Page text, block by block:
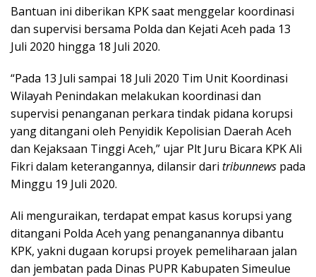
Bantuan ini diberikan KPK saat menggelar koordinasi
dan supervisi bersama Polda dan Kejati Aceh pada 13
Juli 2020 hingga 18 Juli 2020.
“Pada 13 Juli sampai 18 Juli 2020 Tim Unit Koordinasi
Wilayah Penindakan melakukan koordinasi dan
supervisi penanganan perkara tindak pidana korupsi
yang ditangani oleh Penyidik Kepolisian Daerah Aceh
dan Kejaksaan Tinggi Aceh,” ujar Plt Juru Bicara KPK Ali
Fikri dalam keterangannya, dilansir dari tribunnews pada
Minggu 19 Juli 2020.
Ali menguraikan, terdapat empat kasus korupsi yang
ditangani Polda Aceh yang penanganannya dibantu
KPK, yakni dugaan korupsi proyek pemeliharaan jalan
dan jembatan pada Dinas PUPR Kabupaten Simeulue